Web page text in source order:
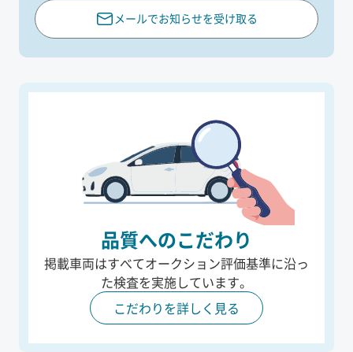
メールでお知らせを受け取る
品質へのこだわり
掲載車両はすべてオークション評価基準に沿っ
た検査を実施しています。
こだわりを詳しく見る